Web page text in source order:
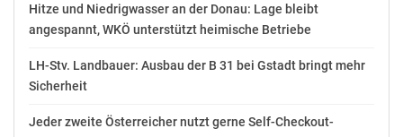
Hitze und Niedrigwasser an der Donau: Lage bleibt
angespannt, WKÖ unterstützt heimische Betriebe
LH-Stv. Landbauer: Ausbau der B 31 bei Gstadt bringt mehr
Sicherheit
Jeder zweite Österreicher nutzt gerne Self-Checkout-